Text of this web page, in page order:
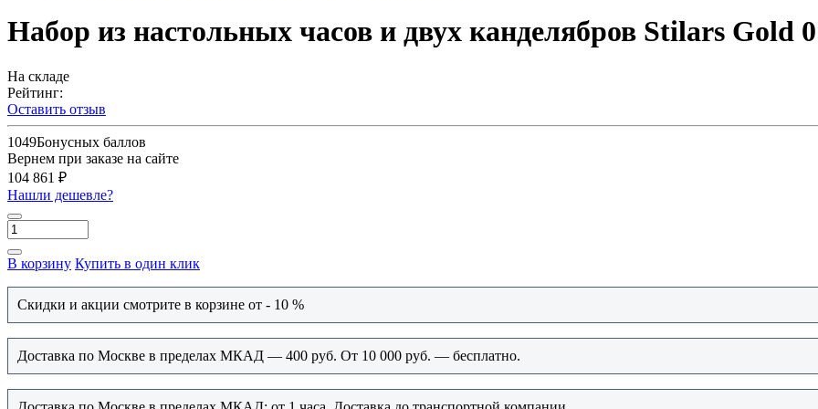
Набор из настольных часов и двух канделябров Stilars Gold
На складе
Рейтинг:
Оставить отзыв
1049Бонусных баллов
Вернем при заказе на сайте
104 861 ₽
Нашли дешевле?
В корзину Купить в один клик
Скидки и акции смотрите в корзине от - 10 %
Доставка по Москве в пределах МКАД — 400 руб. От 10 000 руб. — бесплатно.